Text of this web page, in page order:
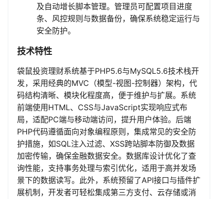
及自动增长脚本管理。管理员可配置项目进度
条、风控规则与数据备份，确保系统稳定运行与
安全防护。
技术特性
袋鼠投资理财系统基于PHP5.6与MySQL5.6技术栈开
发，采用经典的MVC（模型-视图-控制器）架构，代
码结构清晰、模块化程度高，便于维护与扩展。系统
前端使用HTML、CSS与JavaScript实现响应式布
局，适配PC端与移动端访问，提升用户体验。后端
PHP代码遵循面向对象编程原则，集成常见的安全防
护措施，如SQL注入过滤、XSS跨站脚本防御及数据
加密传输，确保金融数据安全。数据库设计优化了查
询性能，支持事务处理与索引优化，适用于高并发场
景下的数据读写。此外，系统预留了API接口与插件扩
展机制，开发者可轻松集成第三方支付、云存储或消